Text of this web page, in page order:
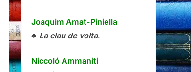
Joaquim Amat-Piniella
♣ La clau de volta.
Niccoló Ammaniti